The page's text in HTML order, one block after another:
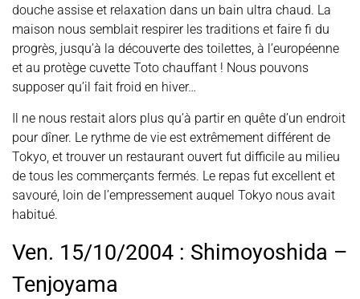
douche assise et relaxation dans un bain ultra chaud. La
maison nous semblait respirer les traditions et faire fi du
progrès, jusqu’à la découverte des toilettes, à l’européenne
et au protège cuvette Toto chauffant ! Nous pouvons
supposer qu’il fait froid en hiver…
Il ne nous restait alors plus qu’à partir en quête d’un endroit
pour dîner. Le rythme de vie est extrêmement différent de
Tokyo, et trouver un restaurant ouvert fut difficile au milieu
de tous les commerçants fermés. Le repas fut excellent et
savouré, loin de l’empressement auquel Tokyo nous avait
habitué.
Ven. 15/10/2004 : Shimoyoshida –
Tenjoyama